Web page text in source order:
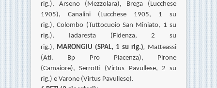
rig.), Arseno (Mezzolara),
Brega (Lucchese
1905), Canalini (Lucchese 1905, 1 su
rig.),Colombo (Tuttocuoio San Miniato, 1 su
rig.), Iadaresta (Fidenza, 2 su
rig.), MARONGIU (SPAL, 1 su rig.), Matteassi
(Atl. Bp Pro Piacenza), Pirone
(Camaiore),Serrotti (Virtus Pavullese, 2 su
rig.) e Varone (Virtus Pavullese).